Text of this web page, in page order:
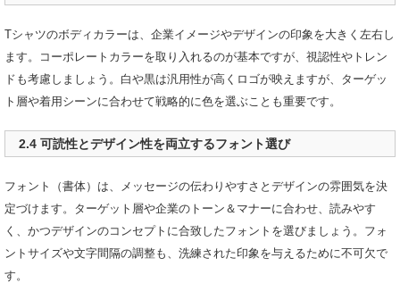
Tシャツのボディカラーは、企業イメージやデザインの印象を大きく左右し
ます。コーポレートカラーを取り入れるのが基本ですが、視認性やトレン
ドも考慮しましょう。白や黒は汎用性が高くロゴが映えますが、ターゲッ
ト層や着用シーンに合わせて戦略的に色を選ぶことも重要です。
2.4 可読性とデザイン性を両立するフォント選び
フォント（書体）は、メッセージの伝わりやすさとデザインの雰囲気を決
定づけます。ターゲット層や企業のトーン＆マナーに合わせ、読みやす
く、かつデザインのコンセプトに合致したフォントを選びましょう。フォ
ントサイズや文字間隔の調整も、洗練された印象を与えるために不可欠で
す。